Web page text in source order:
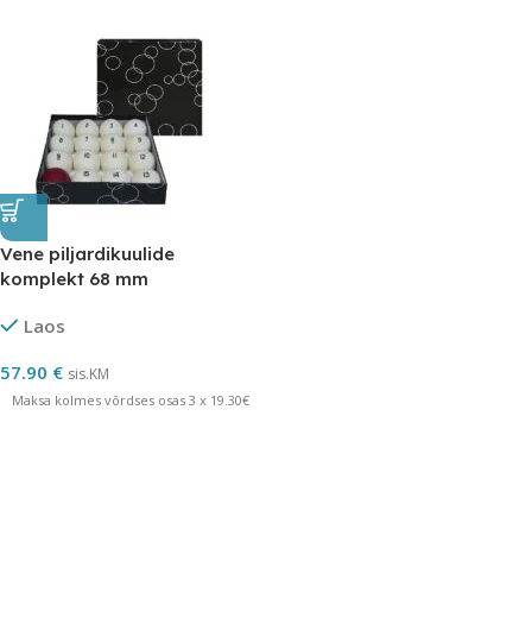
Vene piljardikuulide
komplekt 68 mm
Laos
57.90 € sis.KM
Maksa kolmes võrdses osas 3 x 19.30€